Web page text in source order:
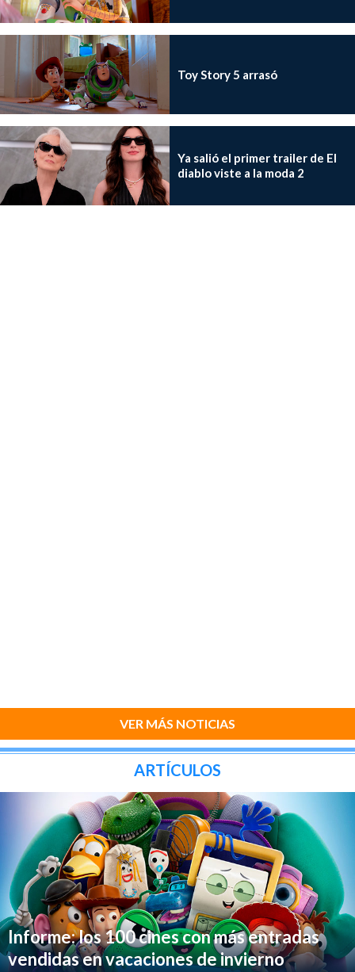
Toy Story 5 arrasó
Ya salió el primer trailer de El
diablo viste a la moda 2
VER MÁS NOTICIAS
ARTÍCULOS
Informe: los 100 cines con más entradas
vendidas en vacaciones de invierno